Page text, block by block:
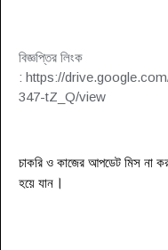
বিজ্ঞপ্তির লিংক
: https://
347-tZ_Q/view
চাকরি ও কাজের আপডেট মিস না
হয়ে যান ।